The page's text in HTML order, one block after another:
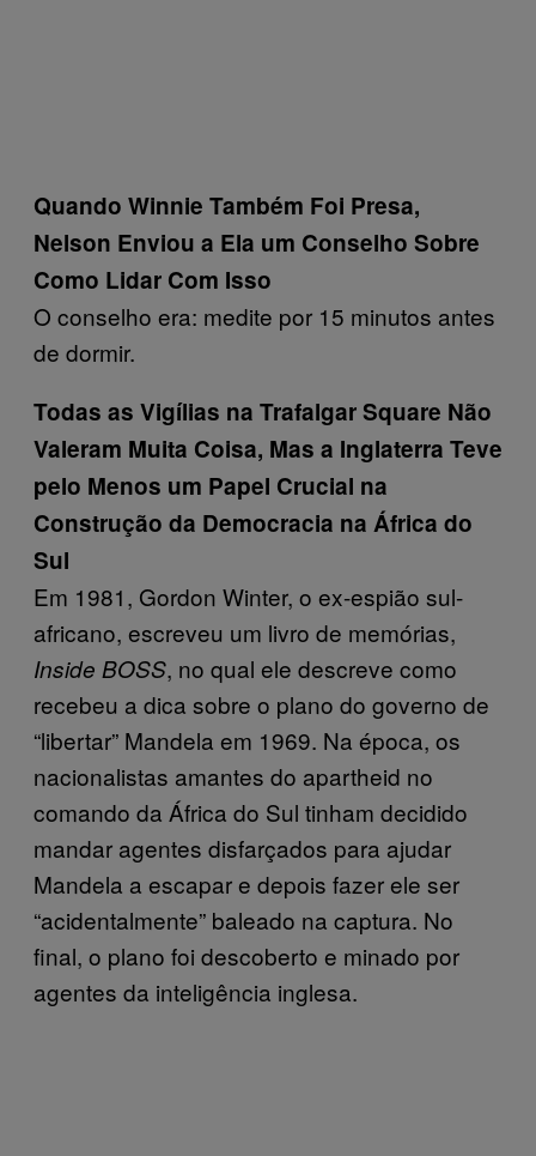
Quando Winnie Também Foi Presa,
Nelson Enviou a Ela um Conselho Sobre
Como Lidar Com Isso
O conselho era: medite por 15 minutos antes
de dormir.
Todas as Vigílias na Trafalgar Square Não
Valeram Muita Coisa, Mas a Inglaterra Teve
pelo Menos um Papel Crucial na
Construção da Democracia na África do
Sul
Em 1981, Gordon Winter, o ex-espião sul-
africano, escreveu um livro de memórias,
Inside BOSS, no qual ele descreve como
recebeu a dica sobre o plano do governo de
“libertar” Mandela em 1969. Na época, os
nacionalistas amantes do apartheid no
comando da África do Sul tinham decidido
mandar agentes disfarçados para ajudar
Mandela a escapar e depois fazer ele ser
“acidentalmente” baleado na captura. No
final, o plano foi descoberto e minado por
agentes da inteligência inglesa.